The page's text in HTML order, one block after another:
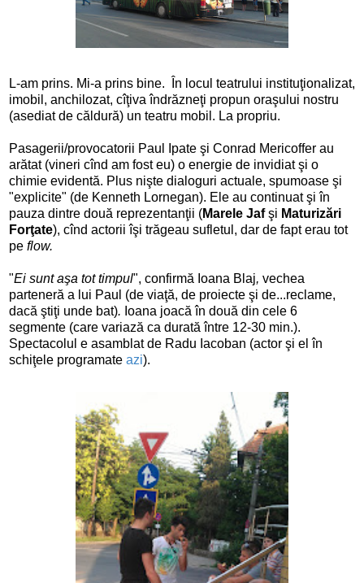
L-am prins. Mi-a prins bine. În locul teatrului instituţionalizat,
imobil, anchilozat, cîţiva îndrăzneţi propun oraşului nostru
(asediat de căldură) un teatru mobil. La propriu.
Pasagerii/provocatorii Paul Ipate şi Conrad Mericoffer au
arătat (vineri cînd am fost eu) o energie de invidiat şi o
chimie evidentă. Plus nişte dialoguri actuale, spumoase şi
"explicite" (de Kenneth Lornegan). Ele au continuat şi în
pauza dintre două reprezentanţii (Marele Jafşi Maturizări
Forţate), cînd actorii îşi trăgeau sufletul, dar de fapt erau tot
pe flow.
"Ei sunt aşa tot timpul", confirmă Ioana Blaj, vechea
parteneră a lui Paul (de viaţă, de proiecte şi de...reclame,
dacă ştiţi unde bat). Ioana joacă în două din cele 6
segmente (care variază ca durată între 12-30 min.).
Spectacolul e asamblat de Radu Iacoban (actor şi el în
schiţele programate azi).